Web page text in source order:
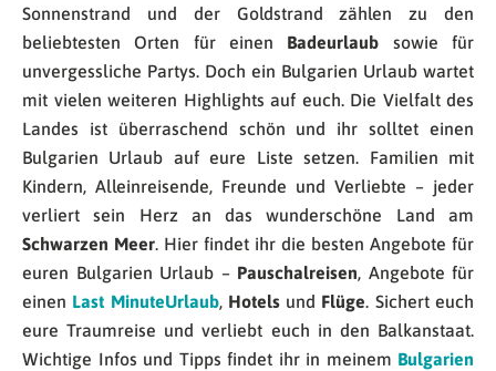
Sonnenstrand und der Goldstrand zählen zu den
beliebtesten Orten für einen Badeurlaub sowie für
unvergessliche Partys. Doch ein Bulgarien Urlaub wartet
mit vielen weiteren Highlights auf euch. Die Vielfalt des
Landes ist überraschend schön und ihr solltet einen
Bulgarien Urlaub auf eure Liste setzen. Familien mit
Kindern, Alleinreisende, Freunde und Verliebte – jeder
verliert sein Herz an das wunderschöne Land am
Schwarzen Meer. Hier findet ihr die besten Angebote für
euren Bulgarien Urlaub – Pauschalreisen, Angebote für
einen Last MinuteUrlaub, Hotels und Flüge. Sichert euch
eure Traumreise und verliebt euch in den Balkanstaat.
Wichtige Infos und Tipps findet ihr in meinem Bulgarien